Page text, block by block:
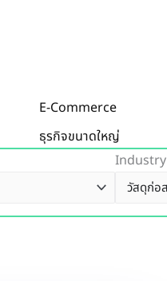
E-Commerce
ธุรกิจขนาดใหญ่
Industry